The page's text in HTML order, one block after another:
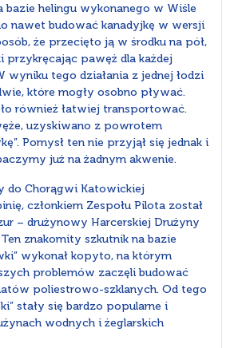
bazie helingu wykonanego w Wiśle
nawet budować kanadyjkę w wersji
że przecięto ją w środku na pół,
przykręcając pawęż dla każdej
wyniku tego działania z jednej łodzi
które mogły osobno pływać.
również łatwiej transportować.
uzyskiwano z powrotem
Pomysł ten nie przyjął się jednak i
już na żadnym akwenie.
do Chorągwi Katowickiej
członkiem Zespołu Pilota został
– drużynowy Harcerskiej Drużyny
znakomity szkutnik na bazie
wykonał kopyto, na którym
problemów zaczęli budować
poliestrowo-szklanych. Od tego
stały się bardzo popularne i
wodnych i żeglarskich